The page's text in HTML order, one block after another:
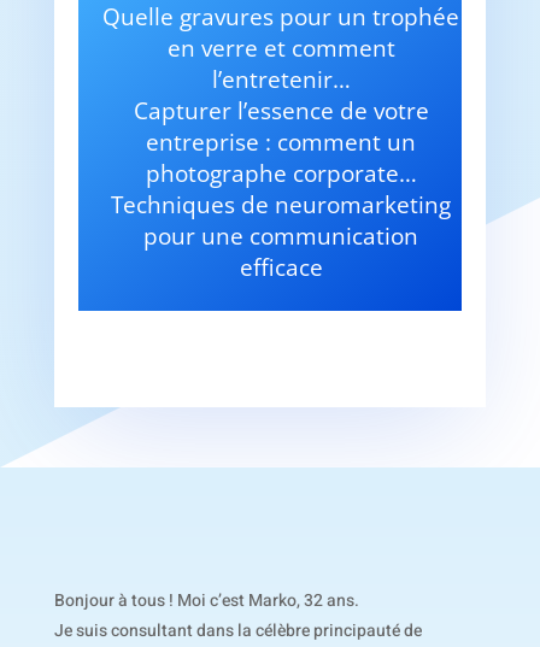
Quelle gravures pour un trophée
en verre et comment
l’entretenir…
Capturer l’essence de votre
entreprise : comment un
photographe corporate…
Techniques de neuromarketing
pour une communication
efficace
Bonjour à tous ! Moi c’est Marko, 32 ans.
Je suis consultant dans la célèbre principauté de